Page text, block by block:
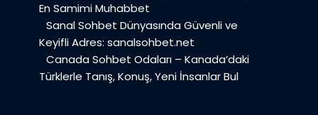
En Samimi Muhabbet
Sanal Sohbet Dünyasında Güvenli ve
Keyifli Adres: sanalsohbet.net
Canada Sohbet Odaları – Kanada’daki
Türklerle Tanış, Konuş, Yeni İnsanlar Bul